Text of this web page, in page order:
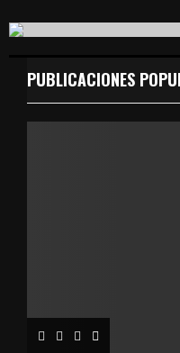
c
f
PUBLICACIONES